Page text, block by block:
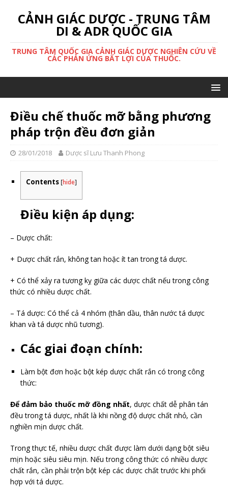
CẢNH GIÁC DƯỢC - TRUNG TÂM
DI & ADR QUỐC GIA
TRUNG TÂM QUỐC GIA CẢNH GIÁC DƯỢC NGHIÊN CỨU VỀ
CÁC PHẢN ỨNG BẤT LỢI CỦA THUỐC.
Điều chế thuốc mỡ bằng phương
pháp trộn đều đơn giản
28/01/2018 Dược sĩ Lưu Thanh Phong
Contents [hide]
Điều kiện áp dụng:
– Dược chất:
+ Dược chất rắn, không tan hoặc ít tan trong tá dược.
+ Có thể xảy ra tương kỵ giữa các dược chất nếu trong công
thức có nhiều dược chất.
– Tá dược: Có thể cả 4 nhóm (thân dầu, thân nước tá dược
khan và tá dược nhũ tương).
Các giai đoạn chính:
Làm bột đơn hoặc bột kép dược chất rắn có trong công
thức:
Để đảm bảo thuốc mỡ đồng nhất, dược chất dễ phân tán
đều trong tá dược, nhất là khi nồng độ dược chất nhỏ, cần
nghiền mịn dược chất.
Trong thực tế, nhiều dược chất được làm dưới dạng bột siêu
mịn hoặc siêu siêu mịn. Nếu trong công thức có nhiều dược
chất rắn, cần phải trộn bột kép các dược chất trước khi phối
hợp với tá dược.